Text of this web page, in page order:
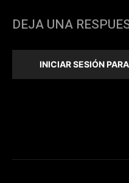
DEJA UNA
INICIAR SESIÓN